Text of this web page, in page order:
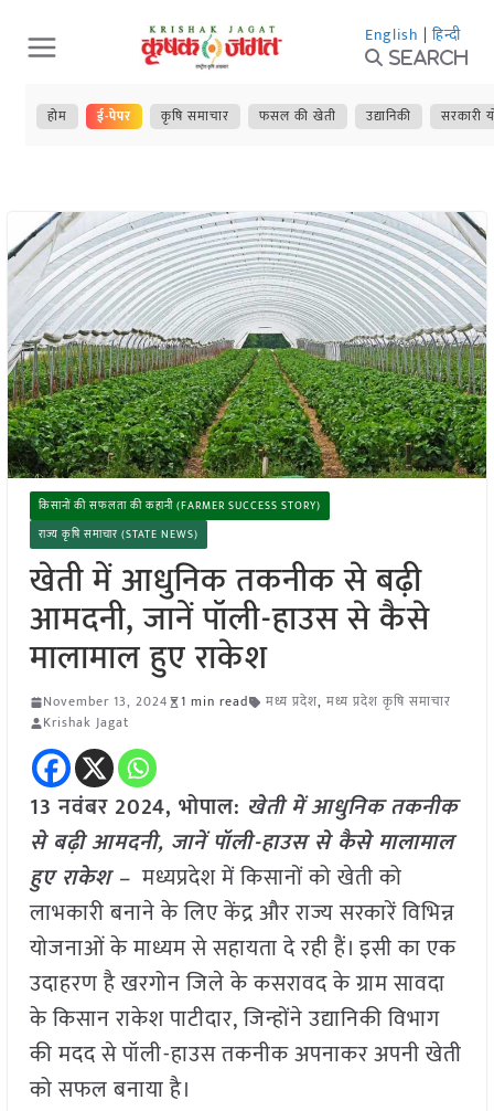
Skip
to
content
English | हिन्दी
Search
होम ई-पेपर कृषि समाचार फसल की खेती उद्यानिकी सरकारी
किसानों की सफलता की कहानी (FARMER SUCCESS STORY)
राज्य कृषि समाचार (STATE NEWS)
खेती में आधुनिक तकनीक से बढ़ी
आमदनी, जानें पॉली-हाउस से कैसे
मालामाल हुए राकेश
November 13, 2024 1 min read मध्य प्रदेश, मध्य प्रदेश कृषि समाचार
Krishak Jagat
13 नवंबर 2024, भोपाल: खेती में आधुनिक तकनीक
से बढ़ी आमदनी, जानें पॉली-हाउस से कैसे मालामाल
हुए राकेश – मध्यप्रदेश में किसानों को खेती को
लाभकारी बनाने के लिए केंद्र और राज्य सरकारें विभिन्न
योजनाओं के माध्यम से सहायता दे रही हैं। इसी का एक
उदाहरण है खरगोन जिले के कसरावद के ग्राम सावदा
के किसान राकेश पाटीदार, जिन्होंने उद्यानिकी विभाग
की मदद से पॉली-हाउस तकनीक अपनाकर अपनी खेती
को सफल बनाया है।